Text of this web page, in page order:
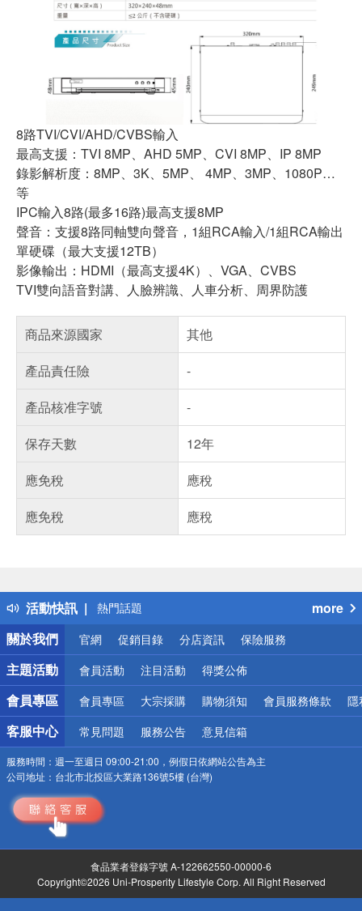
8路TVI/CVI/AHD/CVBS輸入
最高支援：TVI 8MP、AHD 5MP、CVI 8MP、IP 8MP
錄影解析度：8MP、3K、5MP、 4MP、3MP、1080P…
等
IPC輸入8路(最多16路)最高支援8MP
聲音：支援8路同軸雙向聲音，1組RCA輸入/1組RCA輸出
單硬碟（最大支援12TB）
影像輸出：HDMI（最高支援4K）、VGA、CVBS
TVI雙向語音對講、人臉辨識、人車分析、周界防護
商品來源國家
其他
產品責任險
-
產品核准字號
-
保存天數
12年
應免稅
應稅
應免稅
應稅
活動快訊
得獎公告
熱門話題
銀行優惠
偏遠地區配送
詐騙網頁！請小心！
more
關於我們
官網 促銷目錄 分店資訊 保險服務
主題活動 會員活動 注目活動 得獎公佈
會員專區 會員專區 大宗採購 購物須知 會員服務條款 隱
客服中心 常見問題 服務公告 意見信箱
服務時間： 週一至週日 09:00-21:00，例假日依網站公告為主
公司地址： 台北市北投區大業路136號5樓 (台灣)
食品業者登錄字號 A-122662550-00000-6
Copyright©2026 Uni-Prosperity Lifestyle Corp. All Right Reserved